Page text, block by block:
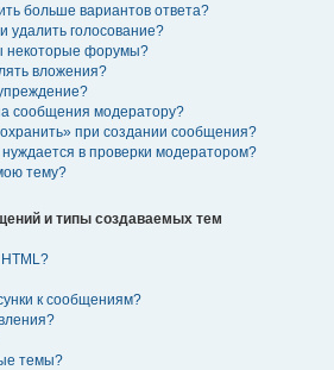
больше вариантов ответа?
удалить голосование?
некоторые форумы?
вложения?
сообщения модератору?
при создании сообщения?
в проверки модератором?
тему?
и типы создаваемых тем
к сообщениям?
темы?